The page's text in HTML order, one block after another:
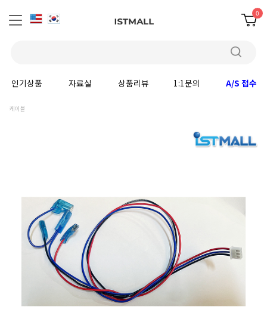
0
인기상품 자료실 상품리뷰 1:1문의 A/S 접수
케이블